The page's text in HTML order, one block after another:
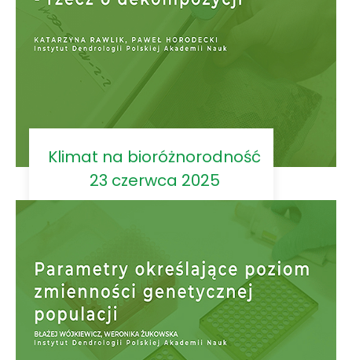
Klimat na bioróżnorodność
23 czerwca 2025